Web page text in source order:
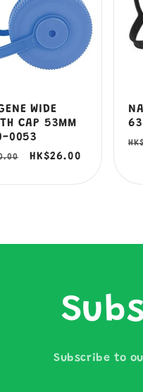
WIDE
CAP 53MM
0053
售
HK$26.00
定
Subscribe to